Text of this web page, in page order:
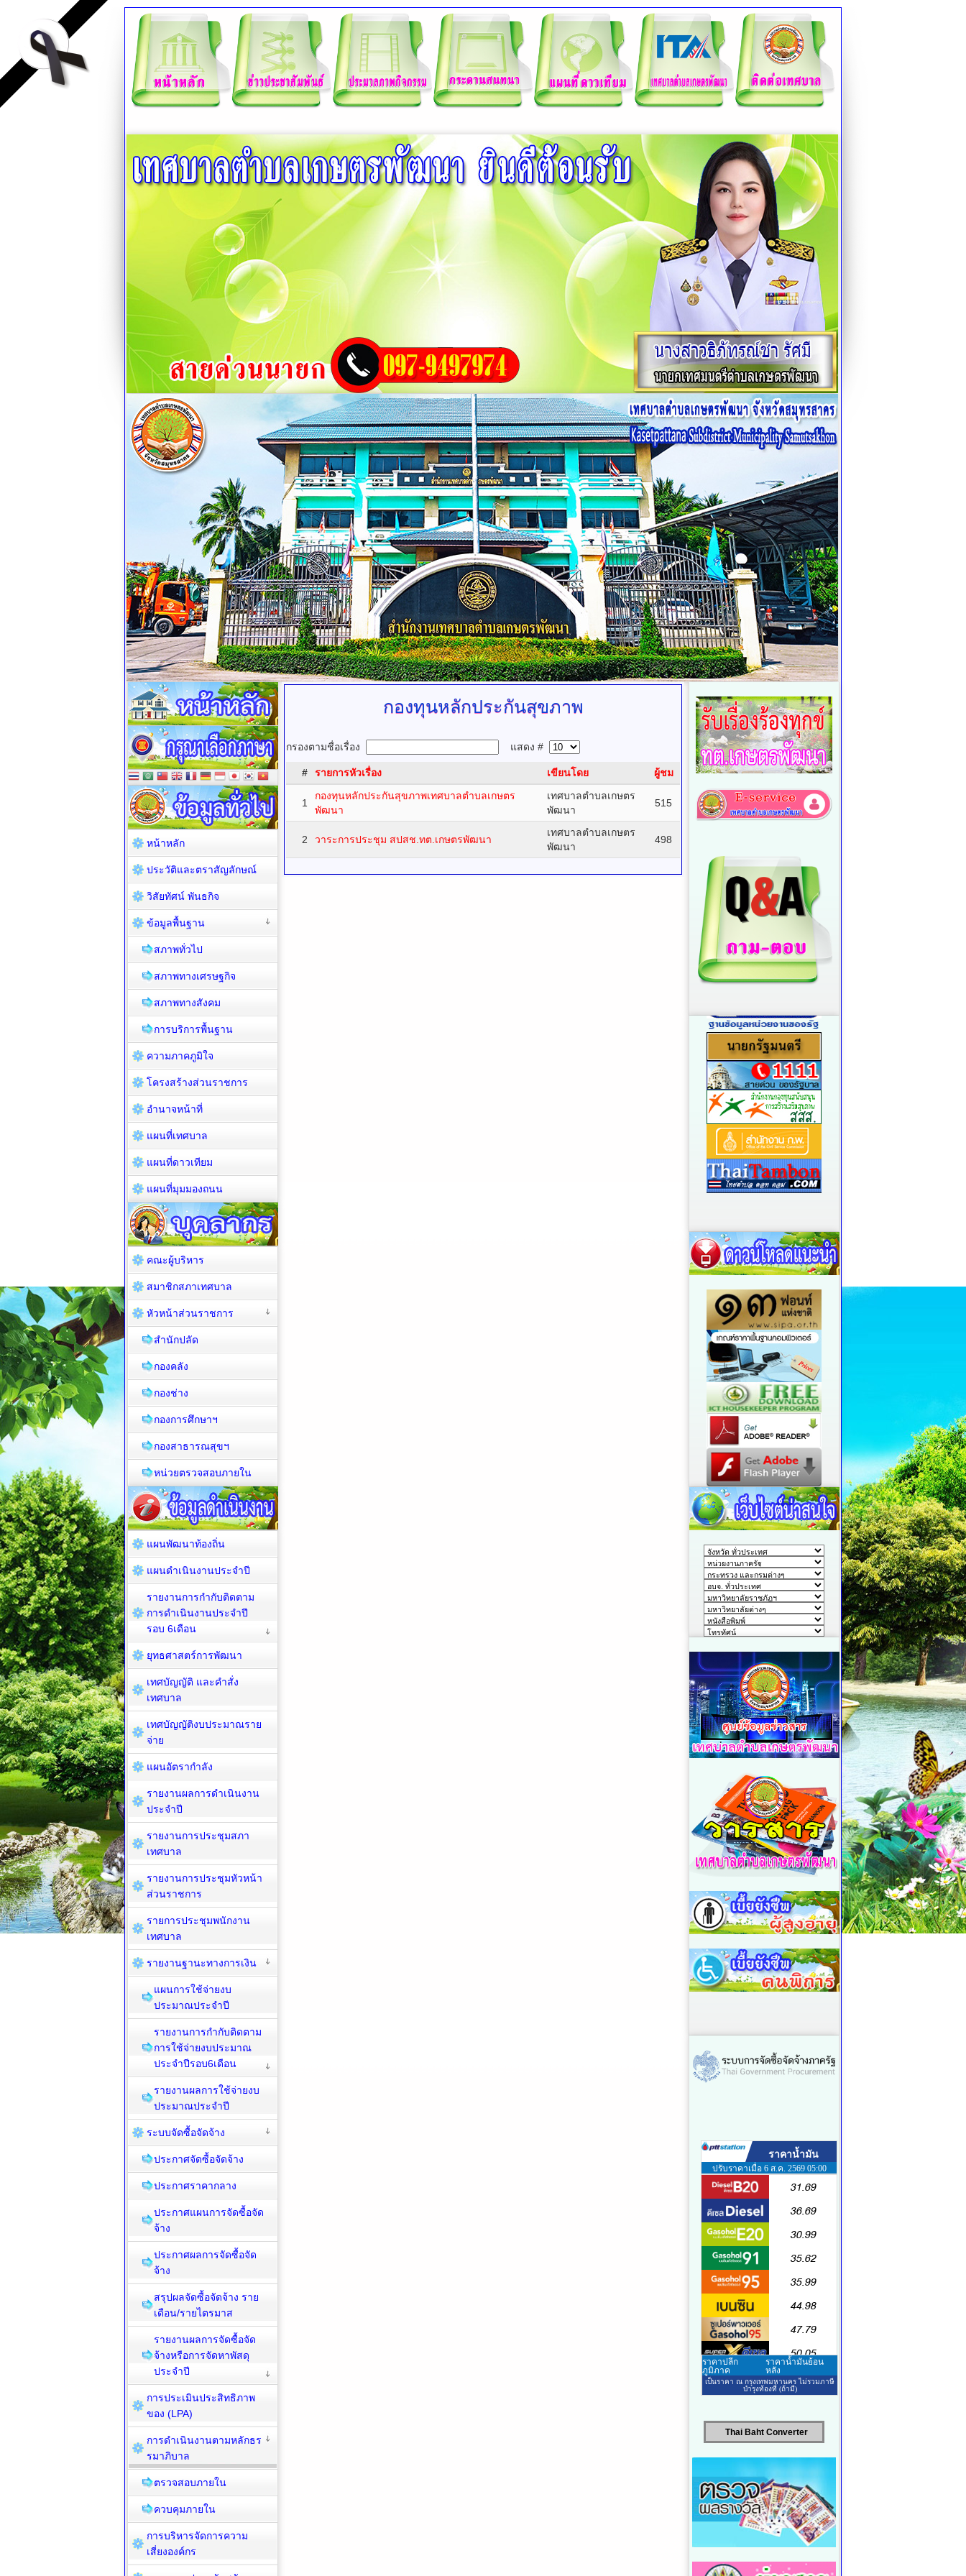
กองทุนหลักประกันสุขภาพ
กรองตามชื่อเรื่อง แสดง #
# รายการหัวเรื่อง เขียนโดย ผู้ชม
1
กองทุนหลักประกันสุขภาพเทศบาลตำบลเกษตร
พัฒนา
เทศบาลตำบลเกษตร
พัฒนา
515
2 วาระการประชุม สปสช.ทต.เกษตรพัฒนา
เทศบาลตำบลเกษตร
พัฒนา
498
หน้าหลัก
ประวัติและตราสัญลักษณ์
วิสัยทัศน์ พันธกิจ
ข้อมูลพื้นฐาน
สภาพทั่วไป
สภาพทางเศรษฐกิจ
สภาพทางสังคม
การบริการพื้นฐาน
ความภาคภูมิใจ
โครงสร้างส่วนราชการ
อำนาจหน้าที่
แผนที่เทศบาล
แผนที่ดาวเทียม
แผนที่มุมมองถนน
คณะผู้บริหาร
สมาชิกสภาเทศบาล
หัวหน้าส่วนราชการ
สำนักปลัด
กองคลัง
กองช่าง
กองการศึกษาฯ
กองสาธารณสุขฯ
หน่วยตรวจสอบภายใน
แผนพัฒนาท้องถิ่น
แผนดำเนินงานประจำปี
รายงานการกำกับติดตาม
การดำเนินงานประจำปี
รอบ 6เดือน
ยุทธศาสตร์การพัฒนา
เทศบัญญัติ และคำสั่ง
เทศบาล
เทศบัญญัติงบประมาณราย
จ่าย
แผนอัตรากำลัง
รายงานผลการดำเนินงาน
ประจำปี
รายงานการประชุมสภา
เทศบาล
รายงานการประชุมหัวหน้า
ส่วนราชการ
รายการประชุมพนักงาน
เทศบาล
รายงานฐานะทางการเงิน
แผนการใช้จ่ายงบ
ประมาณประจำปี
รายงานการกำกับติดตาม
การใช้จ่ายงบประมาณ
ประจำปีรอบ6เดือน
รายงานผลการใช้จ่ายงบ
ประมาณประจำปี
ระบบจัดซื้อจัดจ้าง
ประกาศจัดซื้อจัดจ้าง
ประกาศราคากลาง
ประกาศแผนการจัดซื้อจัด
จ้าง
ประกาศผลการจัดซื้อจัด
จ้าง
สรุปผลจัดซื้อจัดจ้าง ราย
เดือน/รายไตรมาส
รายงานผลการจัดซื้อจัด
จ้างหรือการจัดหาพัสดุ
ประจำปี
การประเมินประสิทธิภาพ
ของ (LPA)
การดำเนินงานตามหลักธร
รมาภิบาล
ตรวจสอบภายใน
ควบคุมภายใน
การบริหารจัดการความ
เสี่ยงองค์กร
Thai Baht Converter